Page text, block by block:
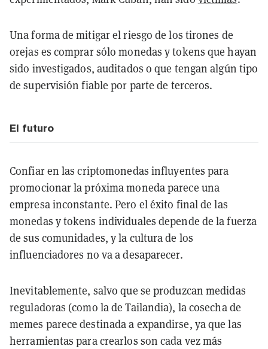
Una forma de mitigar el riesgo de los tirones de
orejas es comprar sólo monedas y tokens que hayan
sido investigados, auditados o que tengan algún tipo
de supervisión fiable por parte de terceros.
El futuro
Confiar en las criptomonedas influyentes para
promocionar la próxima moneda parece una
empresa inconstante. Pero el éxito final de las
monedas y tokens individuales depende de la fuerza
de sus comunidades, y la cultura de los
influenciadores no va a desaparecer.
Inevitablemente, salvo que se produzcan medidas
reguladoras (como la de Tailandia), la cosecha de
memes parece destinada a expandirse, ya que las
herramientas para crearlos son cada vez más